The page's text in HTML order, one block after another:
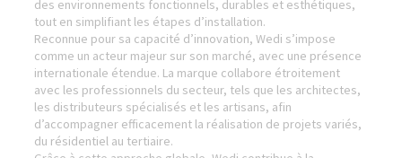
des environnements fonctionnels, durables et esthétiques,
tout en simplifiant les étapes d’installation.
Reconnue pour sa capacité d’innovation, Wedi s’impose
comme un acteur majeur sur son marché, avec une présence
internationale étendue. La marque collabore étroitement
avec les professionnels du secteur, tels que les architectes,
les distributeurs spécialisés et les artisans, afin
d’accompagner efficacement la réalisation de projets variés,
du résidentiel au tertiaire.